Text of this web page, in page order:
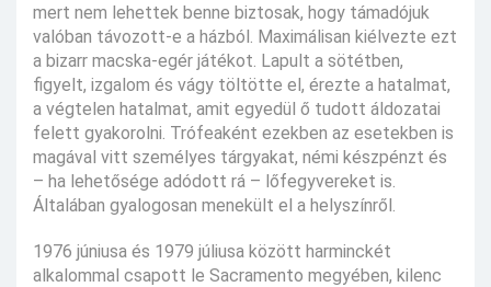
mert nem lehettek benne biztosak, hogy támadójuk
valóban távozott-e a házból. Maximálisan kiélvezte ezt
a bizarr macska-egér játékot. Lapult a sötétben,
figyelt, izgalom és vágy töltötte el, érezte a hatalmat,
a végtelen hatalmat, amit egyedül ő tudott áldozatai
felett gyakorolni. Trófeaként ezekben az esetekben is
magával vitt személyes tárgyakat, némi készpénzt és
– ha lehetősége adódott rá – lőfegyvereket is.
Általában gyalogosan menekült el a helyszínről.
1976 júniusa és 1979 júliusa között harminckét
alkalommal csapott le Sacramento megyében, kilenc